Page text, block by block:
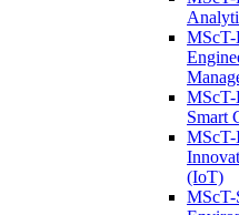
MScT-
Smart
MScT-
(IoT)